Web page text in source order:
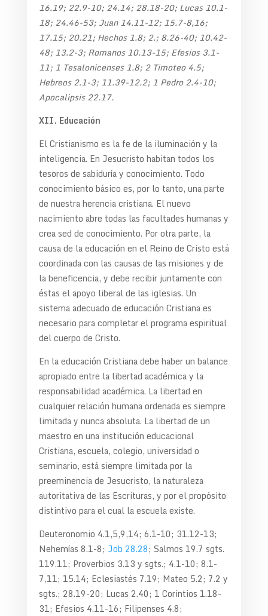
16.19; 22.9-10; 24.14; 28.18-20; Lucas 10.1-
18; 24.46-53; Juan 14.11-12; 15.7-8,16;
17.15; 20.21; Hechos 1.8; 2.; 8.26-40; 10.42-
48; 13.2-3; Romanos 10.13-15; Efesios 3.1-
11; 1 Tesalonicenses 1.8; 2 Timoteo 4.5;
Hebreos 2.1-3; 11.39-12.2; 1 Pedro 2.4-10;
Apocalipsis 22.17.
XII. Educación
El Cristianismo es la fe de la iluminación y la
inteligencia. En Jesucristo habitan todos los
tesoros de sabiduría y conocimiento. Todo
conocimiento básico es, por lo tanto, una parte
de nuestra herencia cristiana. El nuevo
nacimiento abre todas las facultades humanas y
crea sed de conocimiento. Por otra parte, la
causa de la educación en el Reino de Cristo está
coordinada con las causas de las misiones y de
la beneficencia, y debe recibir juntamente con
éstas el apoyo liberal de las iglesias. Un
sistema adecuado de educación Cristiana es
necesario para completar el programa espiritual
del cuerpo de Cristo.
En la educación Cristiana debe haber un balance
apropiado entre la libertad académica y la
responsabilidad académica. La libertad en
cualquier relación humana ordenada es siempre
limitada y nunca absoluta. La libertad de un
maestro en una institución educacional
Cristiana, escuela, colegio, universidad o
seminario, está siempre limitada por la
preeminencia de Jesucristo, la naturaleza
autoritativa de las Escrituras, y por el propósito
distintivo para el cual la escuela existe.
Deuteronomio 4.1,5,9,14; 6.1-10; 31.12-13;
Nehemías 8.1-8; Job 28.28; Salmos 19.7 sgts.
119.11; Proverbios 3.13 y sgts.; 4.1-10; 8.1-
7,11; 15.14; Eclesiastés 7.19; Mateo 5.2; 7.2 y
sgts.; 28.19-20; Lucas 2.40; 1 Corintios 1.18-
31; Efesios 4.11-16; Filipenses 4.8;